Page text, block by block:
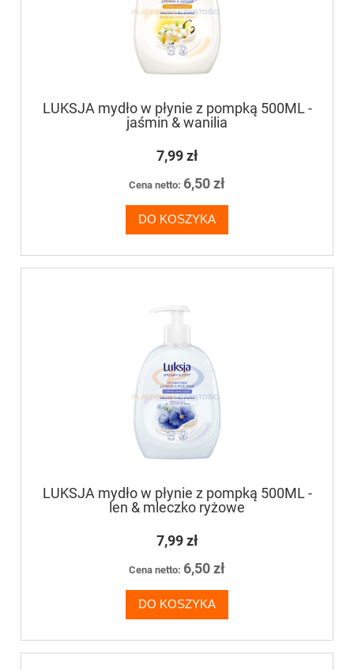
LUKSJA mydło w płynie z pompką 500ML -
jaśmin & wanilia
7,99 zł
Cena netto: 6,50 zł
DO KOSZYKA
LUKSJA mydło w płynie z pompką 500ML -
len & mleczko ryżowe
7,99 zł
Cena netto: 6,50 zł
DO KOSZYKA